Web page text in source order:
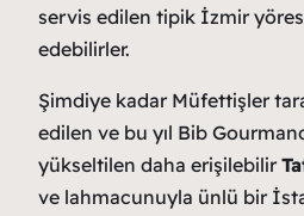
servis edilen tipik İzmir
edebilirler.
Şimdiye kadar Müfettişler
edilen ve bu yıl Bib
yükseltilen daha erişilebilir
ve lahmacunuyla ünlü bir